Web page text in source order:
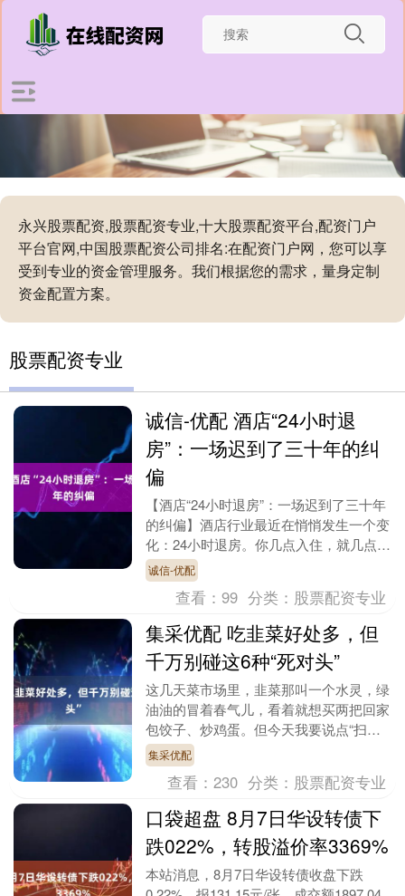
永兴股票配资,股票配资专业,十大股票配资平台,配资门户
平台官网,中国股票配资公司排名:在配资门户网，您可以享
受到专业的资金管理服务。我们根据您的需求，量身定制
资金配置方案。
股票配资专业
诚信-优配 酒店“24小时退
房”：一场迟到了三十年的纠
偏
【酒店“24小时退房”：一场迟到了三十年
的纠偏】酒店行业最近在悄悄发生一个变
化：24小时退房。你几点入住，就几点退
房——下午4点入住的，第二天下午4点
走；凌晨1....
诚信-优配
查看：99 分类： 股票配资专业
集采优配 吃韭菜好处多，但
千万别碰这6种“死对头”
这几天菜市场里，韭菜那叫一个水灵，绿
油油的冒着春气儿，看着就想买两把回家
包饺子、炒鸡蛋。但今天我要说点“扫
兴”的大实话。韭菜这东西，吃对了是“起
阳草”，吃不对那....
集采优配
查看：230 分类： 股票配资专业
口袋超盘 8月7日华设转债下
跌022%，转股溢价率3369%
本站消息，8月7日华设转债收盘下跌